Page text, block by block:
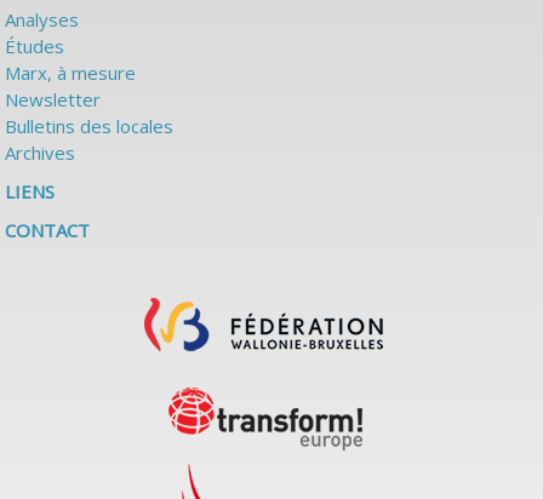
Analyses
Études
Marx, à mesure
Newsletter
Bulletins des locales
Archives
LIENS
CONTACT